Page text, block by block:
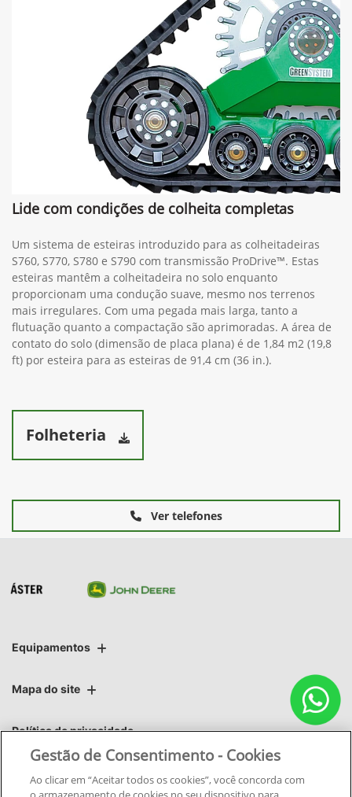
Lide com condições de colheita completas
Um sistema de esteiras introduzido para as colheitadeiras
S760, S770, S780 e S790 com transmissão ProDrive™. Estas
esteiras mantêm a colheitadeira no solo enquanto
proporcionam uma condução suave, mesmo nos terrenos
mais irregulares. Com uma pegada mais larga, tanto a
flutuação quanto a compactação são aprimoradas. A área de
contato do solo (dimensão de placa plana) é de 1,84 m2 (19,8
ft) por esteira para as esteiras de 91,4 cm (36 in.).
Folheteria
Ver telefones
Equipamentos
Mapa do site
Política de privacidade
Áster | Áster Máquinas e Soluções Integradas Ltda.
Gestão de Consentimento - Cookies
Ao clicar em “Aceitar todos os cookies”, você concorda com